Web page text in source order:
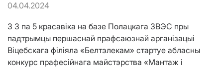
04.04.2024
З 3 па 5 красавіка на базе Полацкага ЗВЭС пры
падтрымцы першаснай прафсаюзнай арганізацыі
Віцебскага філіяла «Белтэлекам» стартуе абласны
конкурс прафесійнага майстэрства «Мантаж і